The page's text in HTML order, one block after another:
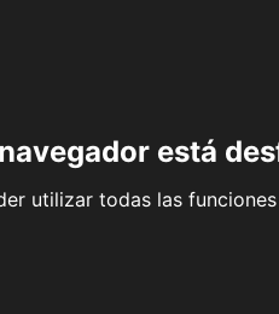
está
utilizar todas las